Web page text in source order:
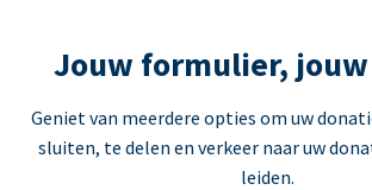
Jouw formulier,
Geniet van meerdere opties om uw
sluiten, te delen en verkeer naar uw
leiden.